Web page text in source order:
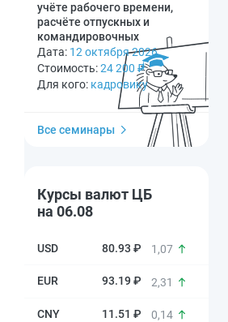
учёте рабочего времени,
расчёте отпускных и
командировочных
Дата: 12 октября 2026
Стоимость:24 200 ₽
Для кого: кадровику
Все семинары
Курсы валют ЦБ
на 06.08
80.93 ₽ 1,07
93.19 ₽ 2,31
11.51 ₽ 0,14